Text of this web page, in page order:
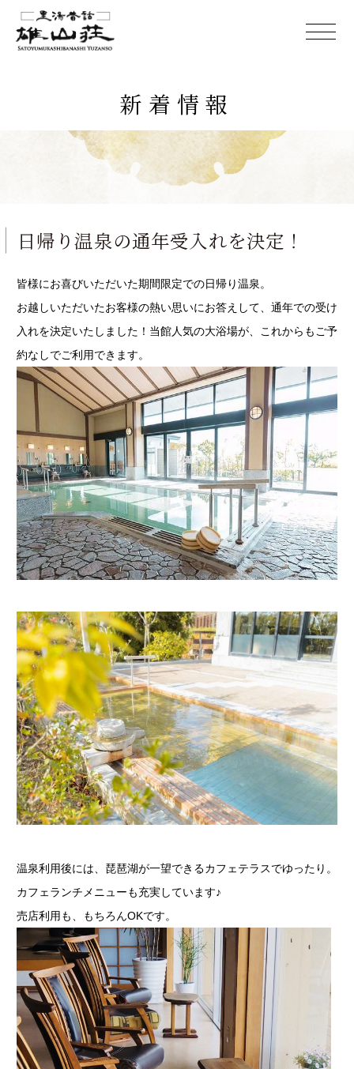
新着情報
日帰り温泉の通年受入れを決定！
皆様にお喜びいただいた期間限定での日帰り温泉。
お越しいただいたお客様の熱い思いにお答えして、通年での受け
入れを決定いたしました！当館人気の大浴場が、これからもご予
約なしでご利用できます。
温泉利用後には、琵琶湖が一望できるカフェテラスでゆったり。
カフェランチメニューも充実しています♪
売店利用も、もちろんOKです。